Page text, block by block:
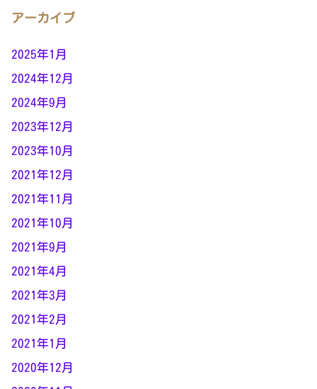
アーカイブ
2025年1月
2024年12月
2024年9月
2023年12月
2023年10月
2021年12月
2021年11月
2021年10月
2021年9月
2021年4月
2021年3月
2021年2月
2021年1月
2020年12月